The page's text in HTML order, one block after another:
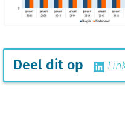
Deel dit op